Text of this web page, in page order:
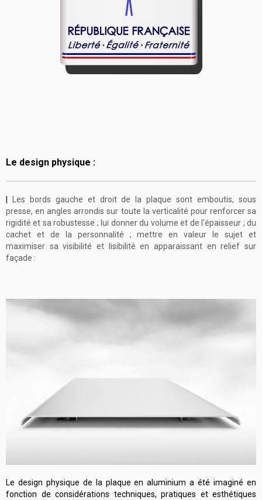
Le design physique :
Les bords gauche et droit de la plaque sont emboutis, sous
presse, en angles arrondis sur toute la verticalité pour renforcer sa
rigidité et sa robustesse ; lui donner du volume et de l'épaisseur ; du
cachet et de la personnalité ; mettre en valeur le sujet et
maximiser sa visibilité et lisibilité en apparaissant en relief sur
façade :
Le design physique de la plaque en aluminium a été imaginé en
fonction de considérations techniques, pratiques et esthétiques